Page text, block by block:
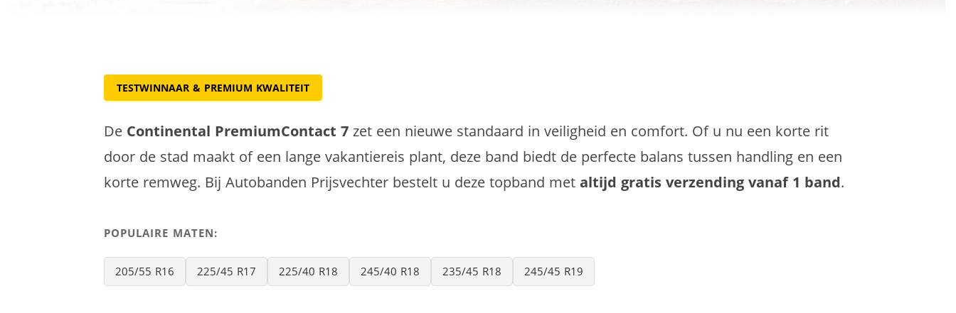
TESTWINNAAR & PREMIUM KWALITEIT
De Continental PremiumContact 7 zet een nieuwe standaard in veiligheid en comfort. Of u nu een korte rit
door de stad maakt of een lange vakantiereis plant, deze band biedt de perfecte balans tussen handling en een
korte remweg. Bij Autobanden Prijsvechter bestelt u deze topband metaltijd gratis verzending vanaf 1 band.
POPULAIRE MATEN:
205/55 R16 225/45 R17 225/40 R18 245/40 R18 235/45 R18 245/45 R19